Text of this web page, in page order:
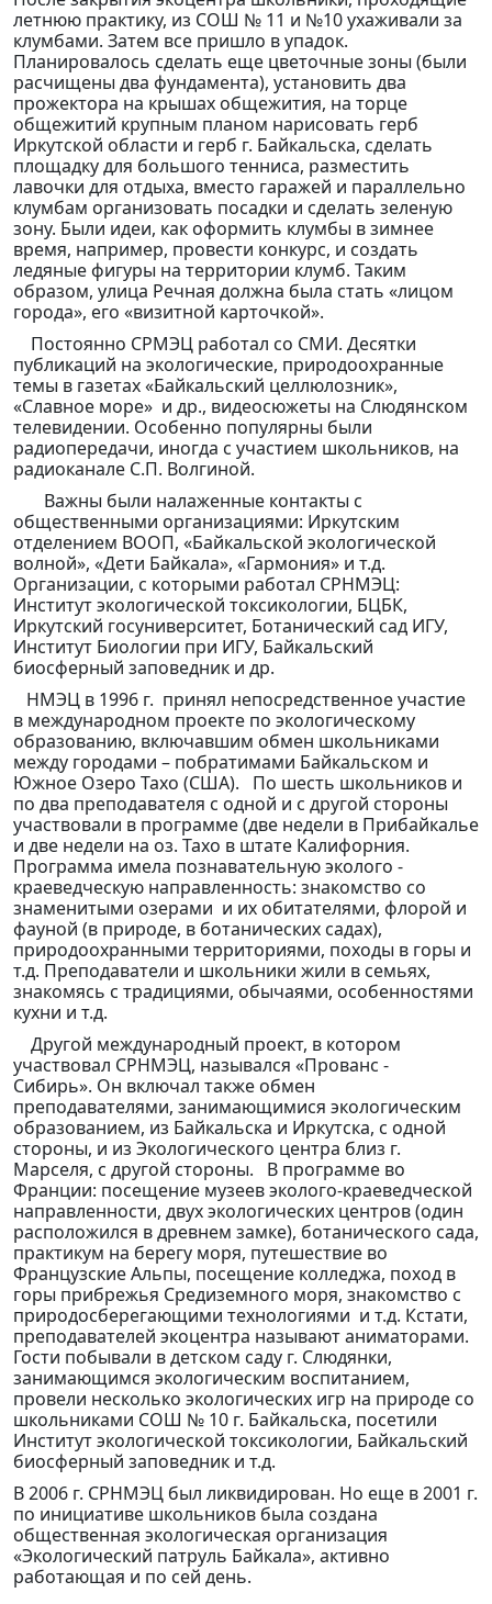
летнюю практику, из СОШ № 11 и №10 ухаживали за
клумбами. Затем все пришло в упадок.
Планировалось сделать еще цветочные зоны (были
расчищены два фундамента), установить два
прожектора на крышах общежития, на торце
общежитий крупным планом нарисовать герб
Иркутской области и герб г. Байкальска, сделать
площадку для большого тенниса, разместить
лавочки для отдыха, вместо гаражей и параллельно
клумбам организовать посадки и сделать зеленую
зону. Были идеи, как оформить клумбы в зимнее
время, например, провести конкурс, и создать
ледяные фигуры на территории клумб. Таким
образом, улица Речная должна была стать «лицом
города», его «визитной карточкой».
Постоянно СРМЭЦ работал со СМИ. Десятки
публикаций на экологические, природоохранные
темы в газетах «Байкальский целлюлозник»,
«Славное море» и др., видеосюжеты на Слюдянском
телевидении. Особенно популярны были
радиопередачи, иногда с участием школьников, на
радиоканале С.П. Волгиной.
Важны были налаженные контакты с
общественными организациями: Иркутским
отделением ВООП, «Байкальской экологической
волной», «Дети Байкала», «Гармония» и т.д.
Организации, с которыми работал СРНМЭЦ:
Институт экологической токсикологии, БЦБК,
Иркутский госуниверситет, Ботанический сад ИГУ,
Институт Биологии при ИГУ, Байкальский
биосферный заповедник и др.
НМЭЦ в 1996 г. принял непосредственное участие
в международном проекте по экологическому
образованию, включавшим обмен школьниками
между городами – побратимами Байкальском и
Южное Озеро Тахо (США). По шесть школьников и
по два преподавателя с одной и с другой стороны
участвовали в программе (две недели в Прибайкалье
и две недели на оз. Тахо в штате Калифорния.
Программа имела познавательную эколого -
краеведческую направленность: знакомство со
знаменитыми озерами и их обитателями, флорой и
фауной (в природе, в ботанических садах),
природоохранными территориями, походы в горы и
т.д. Преподаватели и школьники жили в семьях,
знакомясь с традициями, обычаями, особенностями
кухни и т.д.
Другой международный проект, в котором
участвовал СРНМЭЦ, назывался «Прованс -
Сибирь». Он включал также обмен
преподавателями, занимающимися экологическим
образованием, из Байкальска и Иркутска, с одной
стороны, и из Экологического центра близ г.
Марселя, с другой стороны. В программе во
Франции: посещение музеев эколого-краеведческой
направленности, двух экологических центров (один
расположился в древнем замке), ботанического сада,
практикум на берегу моря, путешествие во
Французские Альпы, посещение колледжа, поход в
горы прибрежья Средиземного моря, знакомство с
природосберегающими технологиями и т.д. Кстати,
преподавателей экоцентра называют аниматорами.
Гости побывали в детском саду г. Слюдянки,
занимающимся экологическим воспитанием,
провели несколько экологических игр на природе со
школьниками СОШ № 10 г. Байкальска, посетили
Институт экологической токсикологии, Байкальский
биосферный заповедник и т.д.
В 2006 г. СРНМЭЦ был ликвидирован. Но еще в 2001 г.
по инициативе школьников была создана
общественная экологическая организация
«Экологический патруль Байкала», активно
работающая и по сей день.